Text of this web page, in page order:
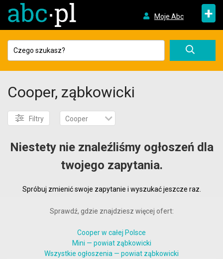
Moje Abc +
Cooper, ząbkowicki
Filtry Cooper
Niestety nie znaleźliśmy ogłoszeń dla
twojego zapytania.
Spróbuj zmienić swoje zapytanie i wyszukać jeszcze raz.
Sprawdź, gdzie znajdziesz więcej ofert:
Cooper w całej Polsce
Mini — powiat ząbkowicki
Wszystkie ogłoszenia — powiat ząbkowicki